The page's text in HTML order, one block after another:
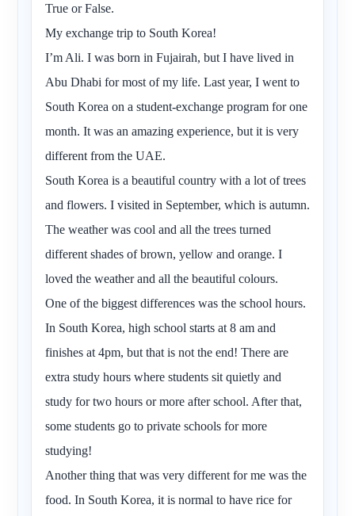
True or False.
My exchange trip to South Korea!
I’m Ali. I was born in Fujairah, but I have lived in
Abu Dhabi for most of my life. Last year, I went to
South Korea on a student-exchange program for one
month. It was an amazing experience, but it is very
different from the UAE.
South Korea is a beautiful country with a lot of trees
and flowers. I visited in September, which is autumn.
The weather was cool and all the trees turned
different shades of brown, yellow and orange. I
loved the weather and all the beautiful colours.
One of the biggest differences was the school hours.
In South Korea, high school starts at 8 am and
finishes at 4pm, but that is not the end! There are
extra study hours where students sit quietly and
study for two hours or more after school. After that,
some students go to private schools for more
studying!
Another thing that was very different for me was the
food. In South Korea, it is normal to have rice for